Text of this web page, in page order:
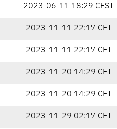
2023-06-11 18:29 CEST
2023-11-11 22:17 CET
2023-11-11 22:17 CET
2023-11-20 14:29 CET
2023-11-20 14:29 CET
2023-11-29 02:17 CET